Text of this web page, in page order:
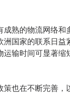
熟的物流网络
洲国家的联系日益
输时间可显著
也在不断完善